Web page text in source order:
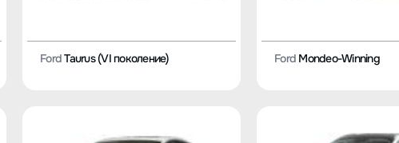
FordTaurus (VI поколение) Ford Mondeo-Winning